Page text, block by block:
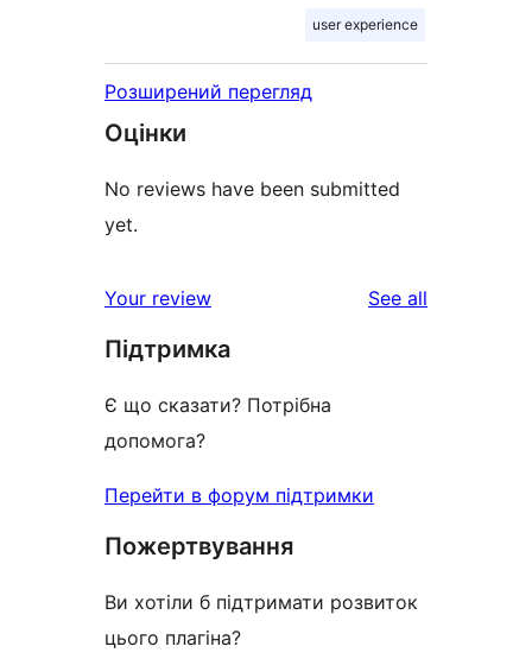
user experience
Розширений перегляд
Оцінки
No reviews have been submitted
yet.
Your review See all
Підтримка
Є що сказати? Потрібна
допомога?
Перейти в форум підтримки
Пожертвування
Ви хотіли б підтримати розвиток
цього плагіна?